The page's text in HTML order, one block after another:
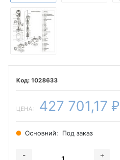
1028633
ЦЕНА: 427 701,17 ₽
Основний: Под заказ
-
+